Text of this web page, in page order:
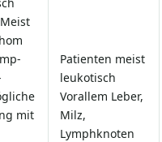
mit
Patienten meist
leukotisch
Vorallem Leber,
Milz,
Lymphknoten